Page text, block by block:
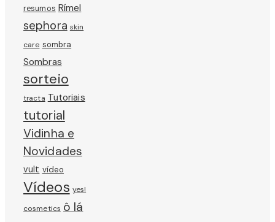
resumos Rímel
sephora skin
care sombra
Sombras
sorteio
tracta Tutoriais
tutorial
Vidinha e
Novidades
vult vídeo
Vídeos yes!
cosmetics ô lá